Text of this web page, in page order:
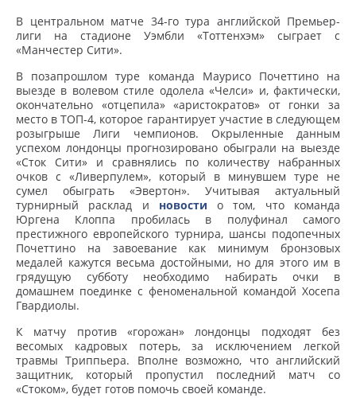
В центральном матче 34-го тура английской Премьер-
лиги на стадионе Уэмбли «Тоттенхэм» сыграет с
«Манчестер Сити».
В позапрошлом туре команда Маурисо Почеттино на
выезде в волевом стиле одолела «Челси» и, фактически,
окончательно «отцепила» «аристократов» от гонки за
место в ТОП-4, которое гарантирует участие в следующем
розыгрыше Лиги чемпионов. Окрыленные данным
успехом лондонцы прогнозировано обыграли на выезде
«Сток Сити» и сравнялись по количеству набранных
очков с «Ливерпулем», который в минувшем туре не
сумел обыграть «Эвертон». Учитывая актуальный
турнирный расклад и новости о том, что команда
Юргена Клоппа пробилась в полуфинал самого
престижного европейского турнира, шансы подопечных
Почеттино на завоевание как минимум бронзовых
медалей кажутся весьма достойными, но для этого им в
грядущую субботу необходимо набирать очки в
домашнем поединке с феноменальной командой Хосепа
Гвардиолы.
К матчу против «горожан» лондонцы подходят без
весомых кадровых потерь, за исключением легкой
травмы Триппьера. Вполне возможно, что английский
защитник, который пропустил последний матч со
«Стоком», будет готов помочь своей команде.